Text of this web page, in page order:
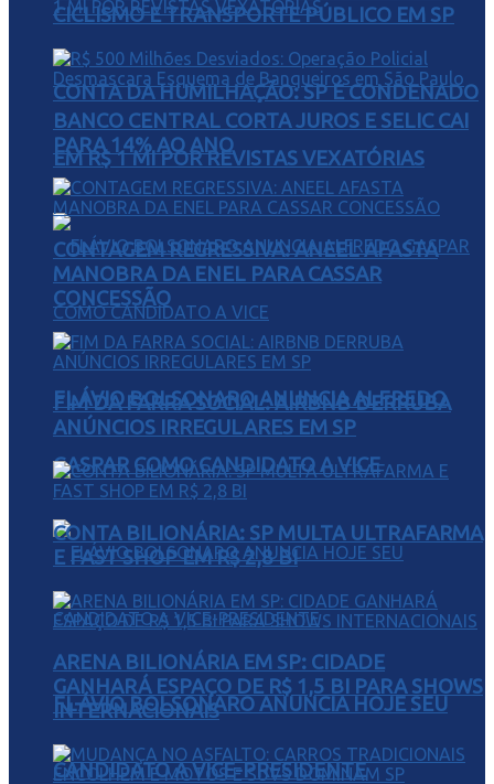
CONTA DA HUMILHAÇÃO: SP É CONDENADO
EM R$ 1 MI POR REVISTAS VEXATÓRIAS
FLÁVIO BOLSONARO ANUNCIA ALFREDO
GASPAR COMO CANDIDATO A VICE
FLÁVIO BOLSONARO ANUNCIA HOJE SEU
CANDIDATO A VICE-PRESIDENTE
CICLISMO E TRANSPORTE PÚBLICO EM SP
BANCO CENTRAL CORTA JUROS E SELIC CAI
PARA 14% AO ANO
CONTAGEM REGRESSIVA: ANEEL AFASTA
MANOBRA DA ENEL PARA CASSAR
CONCESSÃO
FIM DA FARRA SOCIAL: AIRBNB DERRUBA
ANÚNCIOS IRREGULARES EM SP
CONTA BILIONÁRIA: SP MULTA ULTRAFARMA
E FAST SHOP EM R$ 2,8 BI
ARENA BILIONÁRIA EM SP: CIDADE
GANHARÁ ESPAÇO DE R$ 1,5 BI PARA SHOWS
INTERNACIONAIS